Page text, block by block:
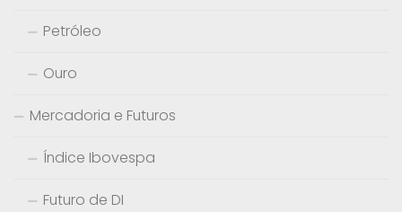
Petróleo
Ouro
Mercadoria e Futuros
Índice Ibovespa
Futuro de DI